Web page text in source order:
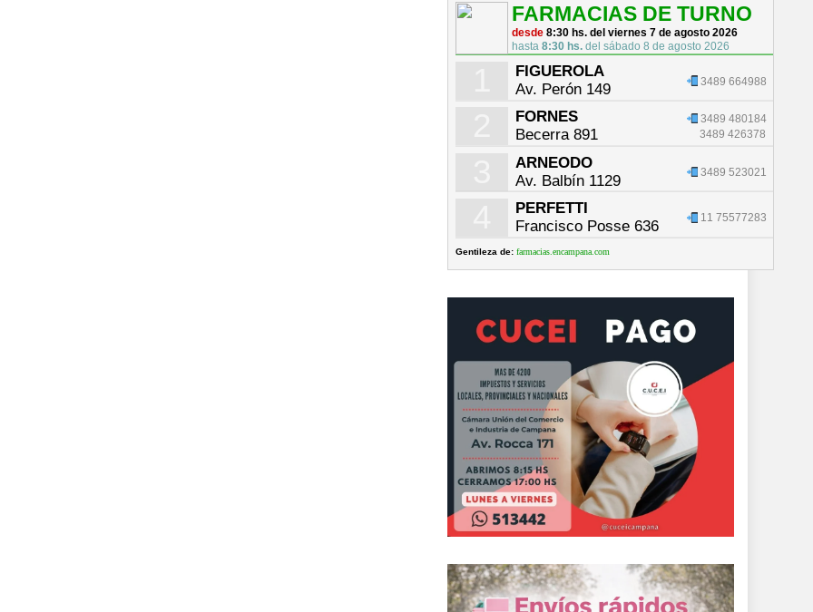
FARMACIAS DE TURNO
desde 8:30 hs. del viernes 7 de agosto 2026
hasta 8:30 hs.del sábado 8 de agosto 2026
FIGUEROLA
Av. Perón 149
3489 664988
FORNES
Becerra 891
3489 480184
3489 426378
ARNEODO
Av. Balbín 1129
3489 523021
PERFETTI
Francisco Posse 636
11 75577283
Gentileza de: farmacias.encampana.com